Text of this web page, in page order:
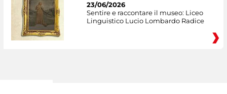
23/06/2026
Sentire e raccontare il museo: Liceo
Linguistico Lucio Lombardo Radice